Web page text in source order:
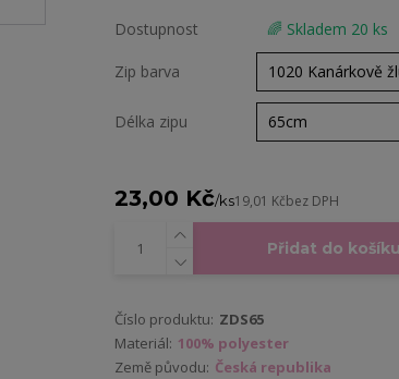
Dostupnost 🌈 Skladem 20 ks
Zip barva
Délka zipu
23,00 Kč/ks19,01 Kčbez DPH
Přidat do košíku
Číslo produktu: ZDS65
Materiál: 100% polyester
Země původu: Česká republika